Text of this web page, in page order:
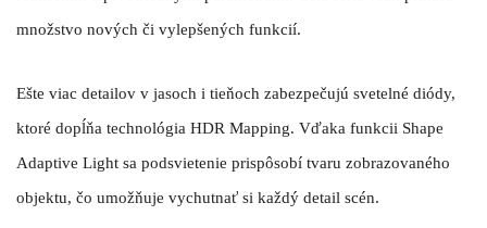
množstvo nových či vylepšených funkcií.
Ešte viac detailov v jasoch i tieňoch zabezpečujú svetelné diódy,
ktoré dopĺňa technológia HDR Mapping. Vďaka funkcii Shape
Adaptive Light sa podsvietenie prispôsobí tvaru zobrazovaného
objektu, čo umožňuje vychutnať si každý detail scén.